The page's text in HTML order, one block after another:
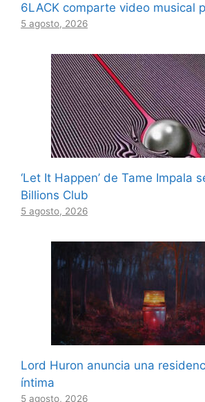
6LACK comparte video musical
5 agosto, 2026
‘Let It Happen’ de Tame Impala
Billions Club
5 agosto, 2026
Lord Huron anuncia una
íntima
5 agosto, 2026